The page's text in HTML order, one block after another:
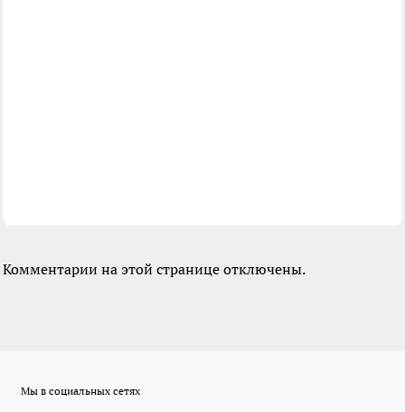
Комментарии на этой странице отключены.
Мы в социальных сетях